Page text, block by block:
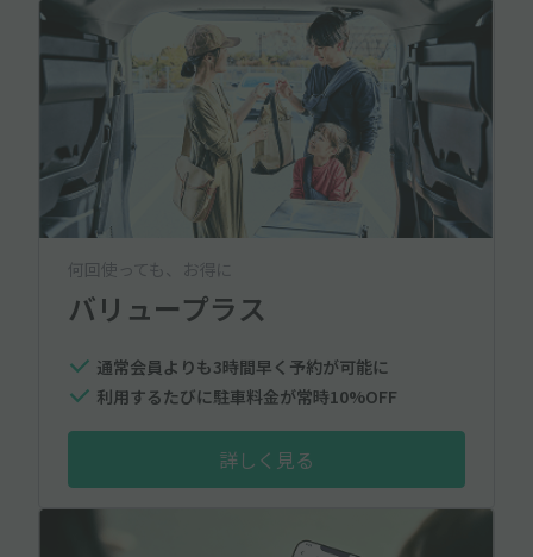
何回使っても、お得に
バリュープラス
通常会員よりも3時間早く予約が可能に
利用するたびに駐車料金が常時10%OFF
詳しく見る